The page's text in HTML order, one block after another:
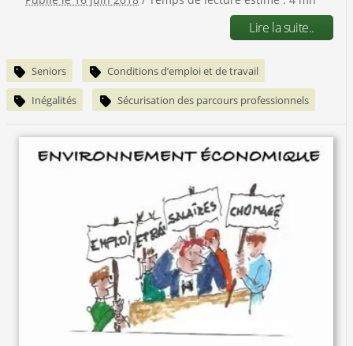
Lire la suite..
Seniors Conditions d’emploi et de travail
Inégalités Sécurisation des parcours professionnels